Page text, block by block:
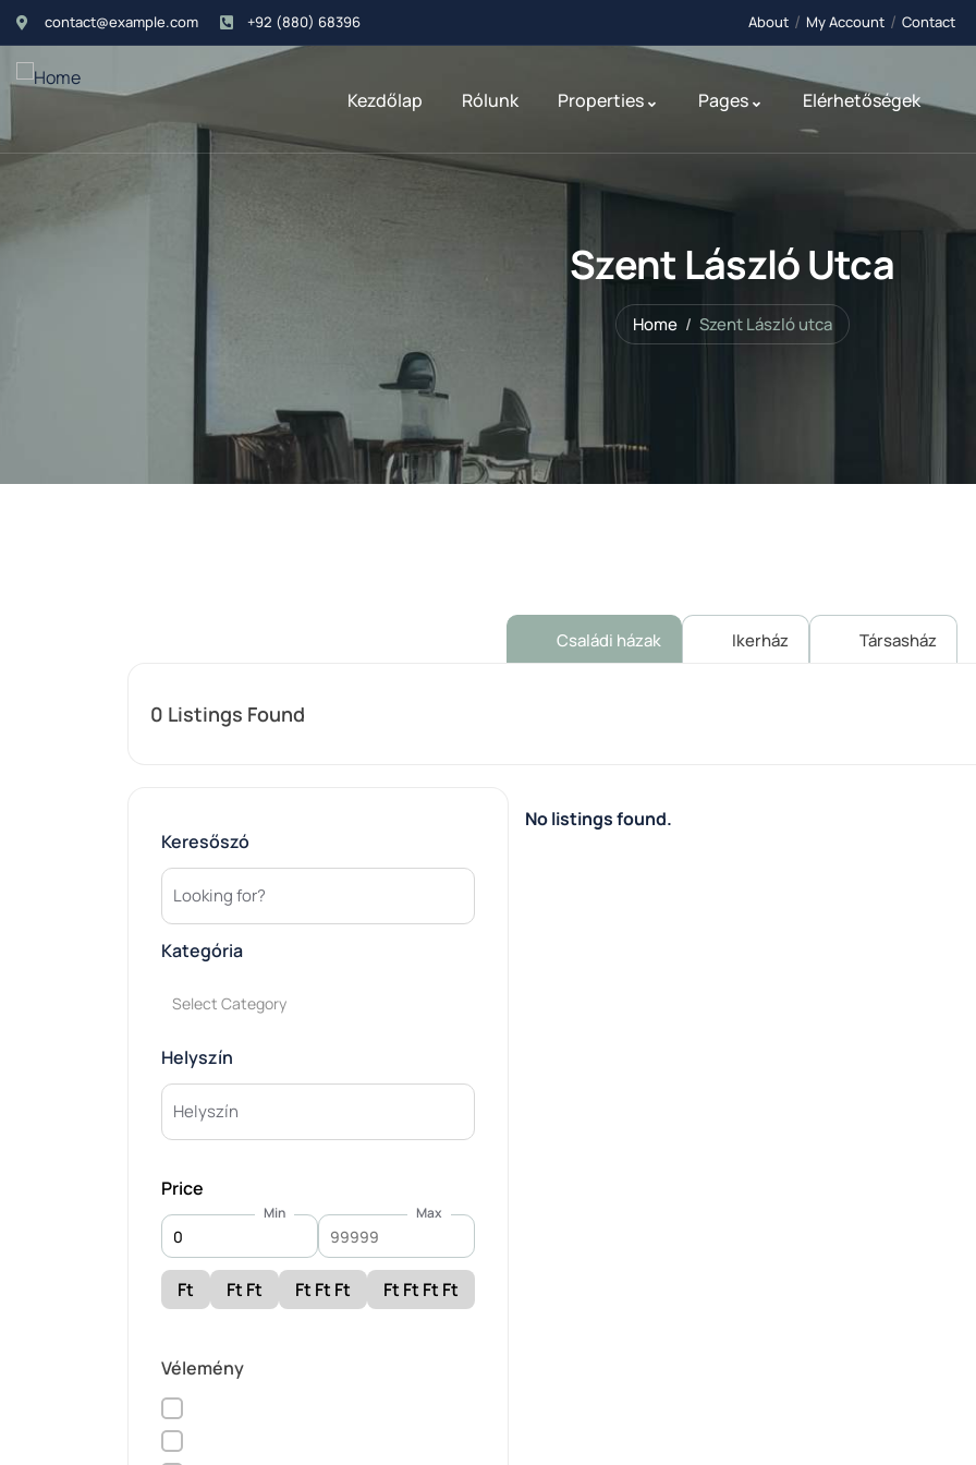
contact@example.com +92 (880) 68396 About My Account Contact
Kezdőlap Rólunk Properties Pages Elérhetőségek
Szent László Utca
Home Szent László utca
Családi házak Ikerház Társasház
0 Listings Found
Keresőszó
Kategória
Select Category
Helyszín
Price
Min Max
Ft Ft Ft Ft Ft Ft Ft Ft Ft Ft
Vélemény
No listings found.